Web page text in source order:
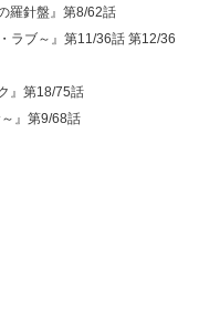
羅針盤』第8/62話
ラブ～』第11/36話 第12/36
』第18/75話
』第9/68話